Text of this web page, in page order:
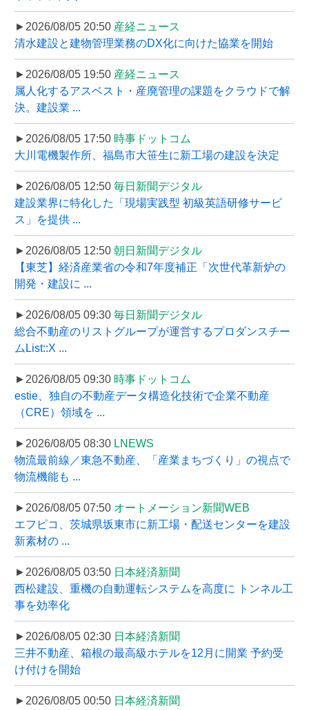
►2026/08/05 20:50 産経ニュース
清水建設と建物管理業務のDX化に向けた協業を開始
►2026/08/05 19:50 産経ニュース
属人化するアスベスト・産廃管理の課題をクラウドで解
決。建設業 ...
►2026/08/05 17:50 時事ドットコム
大川電機製作所、福島市大笹生に新工場の建設を決定
►2026/08/05 12:50 毎日新聞デジタル
建設業界に特化した「現場実践型 初級英語研修サービ
ス」を提供 ...
►2026/08/05 12:50 朝日新聞デジタル
【東芝】経済産業省の令和7年度補正「次世代革新炉の
開発・建設に ...
►2026/08/05 09:30 毎日新聞デジタル
総合不動産のリストグループが運営するプロダンスチー
ムList::X ...
►2026/08/05 09:30 時事ドットコム
estie、独自の不動産データ構造化技術で企業不動産
（CRE）領域を ...
►2026/08/05 08:30 LNEWS
物流最前線／東急不動産、「産業まちづくり」の視点で
物流機能も ...
►2026/08/05 07:50 オートメーション新聞WEB
エフピコ、茨城県坂東市に新工場・配送センターを建設
新素材の ...
►2026/08/05 03:50 日本経済新聞
西松建設、重機の自動運転システムを高度に トンネル工
事を効率化
►2026/08/05 02:30 日本経済新聞
三井不動産、箱根の最高級ホテルを12月に開業 予約受
け付けを開始
►2026/08/05 00:50 日本経済新聞